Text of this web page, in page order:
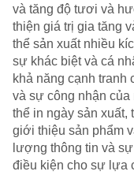
và tăng độ tươi và
thiện giá trị gia tăng
thể sản xuất nhiều
sự khác biệt và cá
khả năng cạnh tranh
và sự công nhận
thể in ngày sản
giới thiệu sản phẩm
lượng thông tin và
điều kiện cho sự lựa